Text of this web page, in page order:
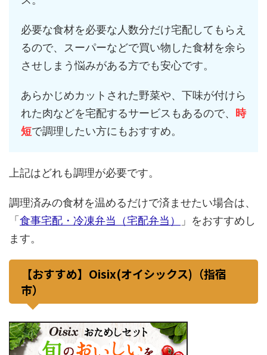
必要な食材を必要な人数分だけ宅配してもらえ
るので、スーパーなどで買い物した食材を余ら
させしまう悩みがある方でも安心です。
あらかじめカットされた野菜や、下味が付けら
れた肉などを宅配するサービスもあるので、
時
短で調理したい方にもおすすめ。
上記はどれも調理が必要です。
調理済みの食材を温めるだけで済ませたい場合は、
「 食事宅配・冷凍弁当（宅配弁当）
」をおすすめし
ます。
【おすすめ】Oisix(オイシックス)（指宿
市）